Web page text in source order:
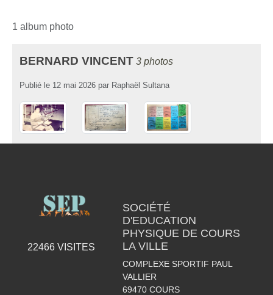
1 album photo
BERNARD VINCENT 3 photos
Publié le 12 mai 2026 par Raphaël Sultana
22466VISITES
SOCIÉTÉ
D'EDUCATION
PHYSIQUE DE COURS
LA VILLE
COMPLEXE SPORTIF PAUL
VALLIER
69470 COURS